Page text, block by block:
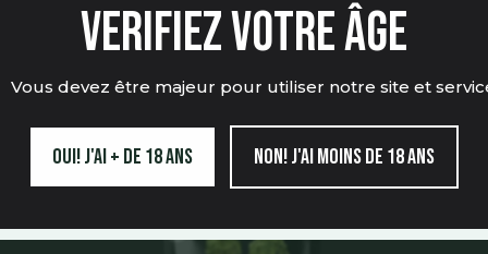
Afghan hash CBD 🇫🇷
verifiez votre âge
Vous devez être majeur pour utiliser notre site et
Oui! j'ai + de 18 ans Non! j'ai moins de 18 ans